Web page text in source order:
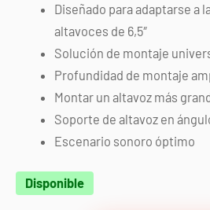
Diseñado para adaptarse a
altavoces de 6,5″
Solución de montaje
Profundidad de montaje
Montar un altavoz más
Soporte de altavoz en
Escenario sonoro óptimo
Disponible
Cajones